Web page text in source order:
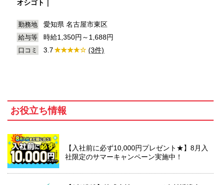
オシゴト｜
勤務地 愛知県 名古屋市東区
給与等 時給1,350円～1,688円
口コミ 3.7 (3件)
お役立ち情報
【入社前に必ず10,000円プレゼント★】8月入
社限定のサマーキャンペーン実施中！